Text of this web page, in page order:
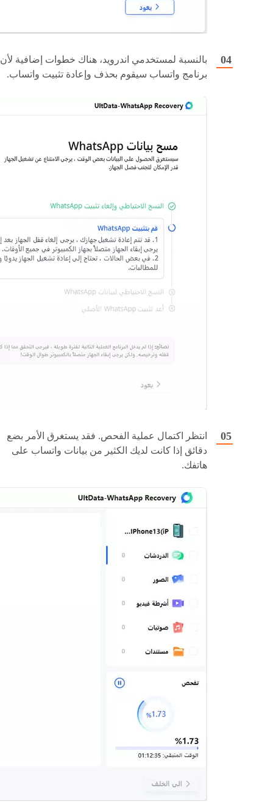
بالنسبة لمستخدمي اندرويد، هناك خطوات إضافية لأن
برنامج واتساب سيقوم بحذف وإعادة تثبيت واتساب.
انتظر اكتمال عملية الفحص. فقد يستغرق الأمر بضع
دقائق إذا كانت لديك الكثير من بيانات واتساب على
هاتفك.